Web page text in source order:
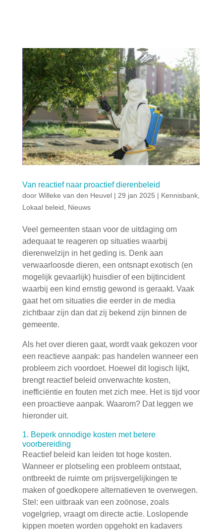
Van reactief naar proactief dierenbeleid
door Willeke van den Heuvel| 29 jan 2025 | Kennisbank,
Lokaal beleid, Nieuws
Veel gemeenten staan voor de uitdaging om
adequaat te reageren op situaties waarbij
dierenwelzijn in het geding is. Denk aan
verwaarloosde dieren, een ontsnapt exotisch (en
mogelijk gevaarlijk) huisdier of een bijtincident
waarbij een kind ernstig gewond is geraakt. Vaak
gaat het om situaties die eerder in de media
zichtbaar zijn dan dat zij bekend zijn binnen de
gemeente.
Als het over dieren gaat, wordt vaak gekozen voor
een reactieve aanpak: pas handelen wanneer een
probleem zich voordoet. Hoewel dit logisch lijkt,
brengt reactief beleid onverwachte kosten,
inefficiëntie en fouten met zich mee. Het is tijd voor
een proactieve aanpak. Waarom? Dat leggen we
hieronder uit.
1. Beperk onnodige kosten met betere
voorbereiding
Reactief beleid kan leiden tot hoge kosten.
Wanneer er plotseling een probleem ontstaat,
ontbreekt de ruimte om prijsvergelijkingen te
maken of goedkopere alternatieven te overwegen.
Stel: een uitbraak van een zoönose, zoals
vogelgriep, vraagt om directe actie. Loslopende
kippen moeten worden opgehokt en kadavers